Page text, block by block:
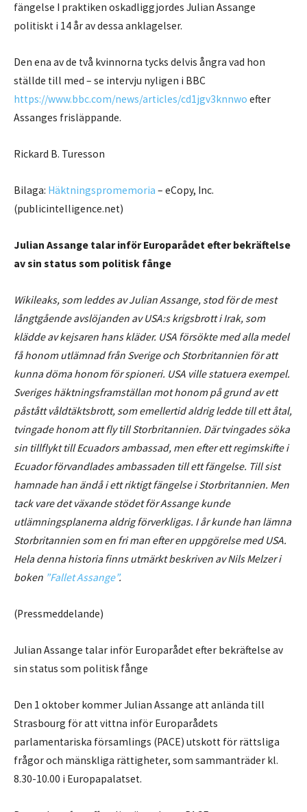
fängelse I praktiken oskadliggjordes Julian Assange
politiskt i 14 år av dessa anklagelser.
Den ena av de två kvinnorna tycks delvis ångra vad hon
ställde till med – se intervju nyligen i BBC
https://www.bbc.com/news/articles/cd1jgv3knnwo efter
Assanges frisläppande.
Rickard B. Turesson
Bilaga: Häktningspromemoria – eCopy, Inc.
(publicintelligence.net)
Julian Assange talar inför Europarådet efter bekräftelse
av sin status som politisk fånge
Wikileaks, som leddes av Julian Assange, stod för de mest
långtgående avslöjanden av USA:s krigsbrott i Irak, som
klädde av kejsaren hans kläder. USA försökte med alla medel
få honom utlämnad från Sverige och Storbritannien för att
kunna döma honom för spioneri. USA ville statuera exempel.
Sveriges häktningsframställan mot honom på grund av ett
påstått våldtäktsbrott, som emellertid aldrig ledde till ett åtal,
tvingade honom att fly till Storbritannien. Där tvingades söka
sin tillflykt till Ecuadors ambassad, men efter ett regimskifte i
Ecuador förvandlades ambassaden till ett fängelse. Till sist
hamnade han ändå i ett riktigt fängelse i Storbritannien. Men
tack vare det växande stödet för Assange kunde
utlämningsplanerna aldrig förverkligas. I år kunde han lämna
Storbritannien som en fri man efter en uppgörelse med USA.
Hela denna historia finns utmärkt beskriven av Nils Melzer i
boken ”Fallet Assange”.
(Pressmeddelande)
Julian Assange talar inför Europarådet efter bekräftelse av
sin status som politisk fånge
Den 1 oktober kommer Julian Assange att anlända till
Strasbourg för att vittna inför Europarådets
parlamentariska församlings (PACE) utskott för rättsliga
frågor och mänskliga rättigheter, som sammanträder kl.
8.30-10.00 i Europapalatset.